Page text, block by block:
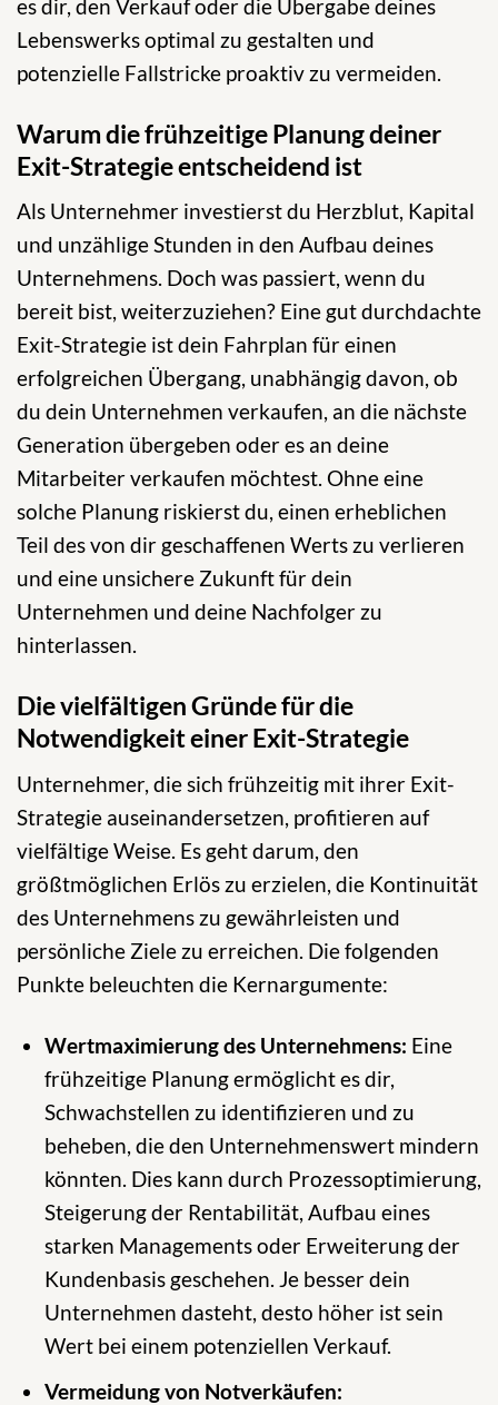
es dir, den Verkauf oder die Übergabe deines
Lebenswerks optimal zu gestalten und
potenzielle Fallstricke proaktiv zu vermeiden.
Warum die frühzeitige Planung deiner
Exit-Strategie entscheidend ist
Als Unternehmer investierst du Herzblut, Kapital
und unzählige Stunden in den Aufbau deines
Unternehmens. Doch was passiert, wenn du
bereit bist, weiterzuziehen? Eine gut durchdachte
Exit-Strategie ist dein Fahrplan für einen
erfolgreichen Übergang, unabhängig davon, ob
du dein Unternehmen verkaufen, an die nächste
Generation übergeben oder es an deine
Mitarbeiter verkaufen möchtest. Ohne eine
solche Planung riskierst du, einen erheblichen
Teil des von dir geschaffenen Werts zu verlieren
und eine unsichere Zukunft für dein
Unternehmen und deine Nachfolger zu
hinterlassen.
Die vielfältigen Gründe für die
Notwendigkeit einer Exit-Strategie
Unternehmer, die sich frühzeitig mit ihrer Exit-
Strategie auseinandersetzen, profitieren auf
vielfältige Weise. Es geht darum, den
größtmöglichen Erlös zu erzielen, die Kontinuität
des Unternehmens zu gewährleisten und
persönliche Ziele zu erreichen. Die folgenden
Punkte beleuchten die Kernargumente:
Wertmaximierung des Unternehmens: Eine
frühzeitige Planung ermöglicht es dir,
Schwachstellen zu identifizieren und zu
beheben, die den Unternehmenswert mindern
könnten. Dies kann durch Prozessoptimierung,
Steigerung der Rentabilität, Aufbau eines
starken Managements oder Erweiterung der
Kundenbasis geschehen. Je besser dein
Unternehmen dasteht, desto höher ist sein
Wert bei einem potenziellen Verkauf.
Vermeidung von Notverkäufen: